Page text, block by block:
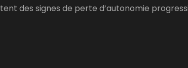
des signes de perte d’autonomie